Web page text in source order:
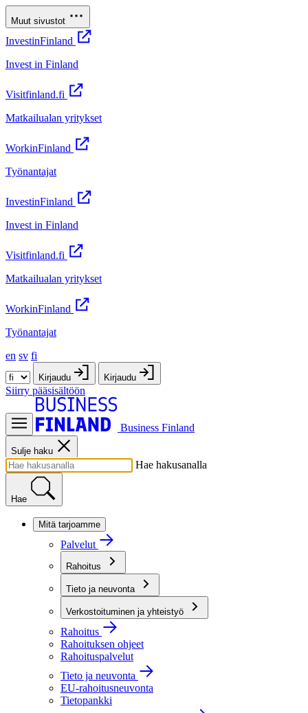
Muut sivustot
InvestinFinland
Invest in Finland
Visitfinland.fi
Matkailualan yritykset
WorkinFinland
Työnantajat
InvestinFinland
Invest in Finland
Visitfinland.fi
Matkailualan yritykset
WorkinFinland
Työnantajat
en sv fi
Kirjaudu Kirjaudu
Siirry pääsisältöön
Business Finland
Sulje haku
Hae hakusanalla
Hae
Mitä tarjoamme
Palvelut
Rahoitus
Tieto ja neuvonta
Verkostoituminen ja yhteistyö
Rahoitus
Rahoituksen ohjeet
Rahoituspalvelut
Tieto ja neuvonta
EU-rahoitusneuvonta
Tietopankki